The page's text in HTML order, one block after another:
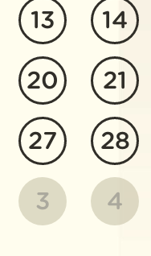
13 14
20 21
27 28
3 4